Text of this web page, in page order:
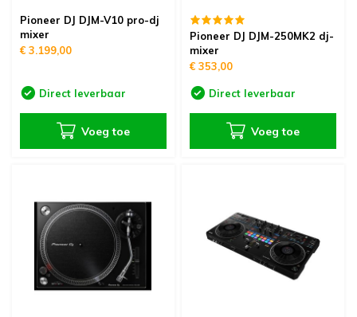
Pioneer DJ DJM-V10 pro-dj
mixer
€ 3.199,00
Direct leverbaar
Voeg toe
Pioneer DJ DJM-250MK2 dj-
mixer
€ 353,00
Direct leverbaar
Voeg toe